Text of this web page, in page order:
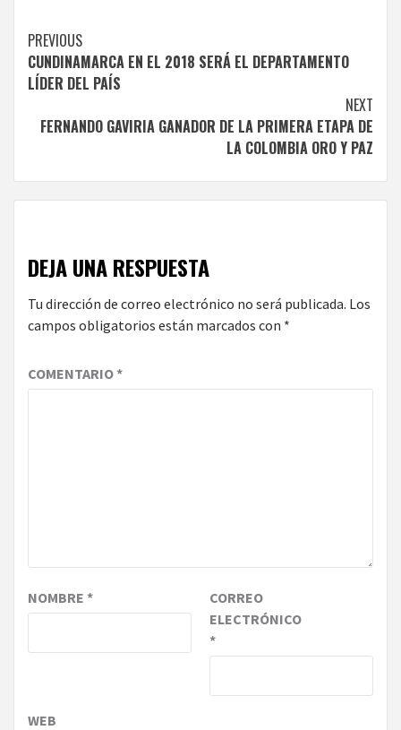
Continue
Reading
PREVIOUS
CUNDINAMARCA EN EL 2018 SERÁ EL DEPARTAMENTO
LÍDER DEL PAÍS
NEXT
FERNANDO GAVIRIA GANADOR DE LA PRIMERA ETAPA DE
LA COLOMBIA ORO Y PAZ
DEJA UNA RESPUESTA
Tu dirección de correo electrónico no será publicada. Los
campos obligatorios están marcados con *
COMENTARIO*
NOMBRE *
CORREO
ELECTRÓNICO
*
WEB